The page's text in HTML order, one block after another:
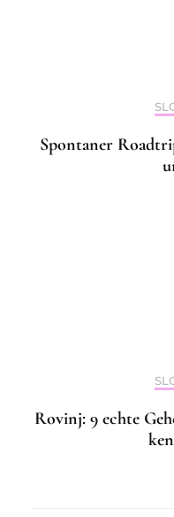
Spontaner
Rovinj: 9 echte